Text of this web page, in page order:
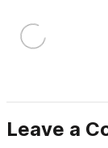
Leave a